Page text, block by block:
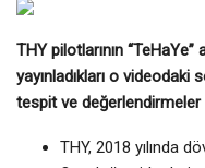
THY pilotlarının
yayınladıkları o videodaki
tespit ve değerlendirmeler
THY, 2018 yılında